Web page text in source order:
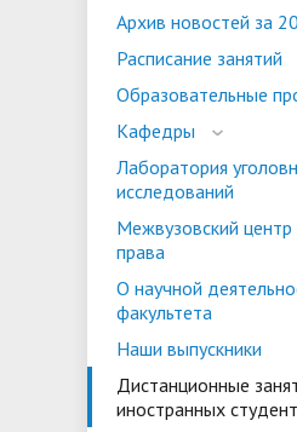
• Конкурсы на
должностей
•
• Олимпиада
малых городов"
ориентации и
трудоустройству
«Карьера»
• Платные
• Стипендии и
обучающихся
• Абитуриенту
• Организация
образовательной
Архив новостей за
Расписание занятий
Образовательные
Кафедры
Лаборатория
исследований
Межвузовский центр
права
О научной
факультета
Наши выпускники
Дистанционные
иностранных